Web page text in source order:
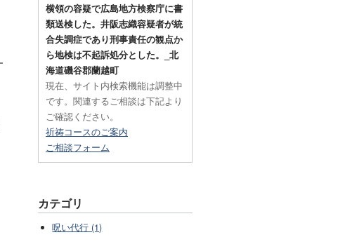
横領の容疑で広島地方検察庁に書
類送検した。井阪志織容疑者が統
合失調症であり刑事責任の観点か
ら地検は不起訴処分とした。_北
海道磯谷郡蘭越町
現在、サイト内検索機能は調整中
です。関連するご相談は下記より
ご確認ください。
祈祷コースのご案内
ご相談フォーム
カテゴリ
呪い代行 (1)